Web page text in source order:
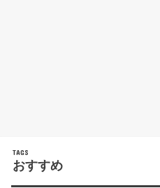
おすすめ